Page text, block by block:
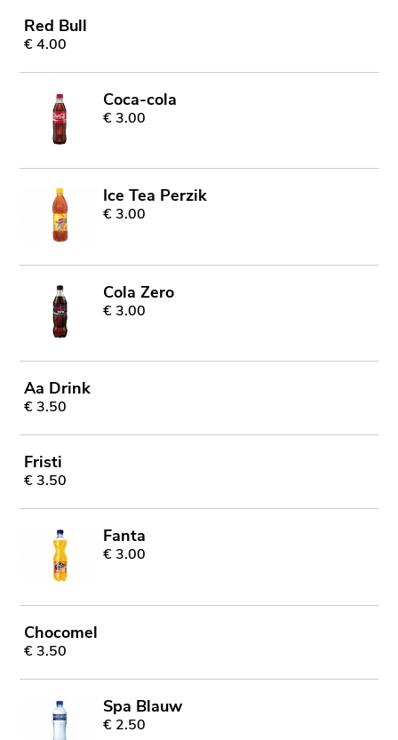
Red Bull
€ 4.00
Coca-cola
€ 3.00
Ice Tea Perzik
€ 3.00
Cola Zero
€ 3.00
Aa Drink
€ 3.50
Fristi
€ 3.50
Fanta
€ 3.00
Chocomel
€ 3.50
Spa Blauw
€ 2.50